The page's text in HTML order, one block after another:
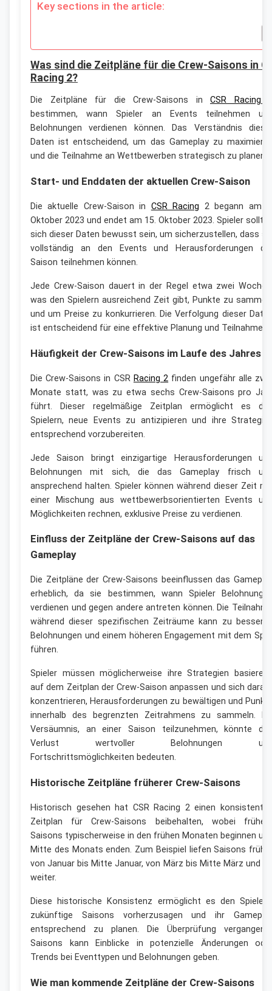
Key sections in the article:
Was sind die Zeitpläne für die Crew-Saisons in
Racing 2?
Die Zeitpläne für die Crew-Saisons in CSR Racing
bestimmen, wann Spieler an Events teilnehmen
Belohnungen verdienen können. Das Verständnis
Daten ist entscheidend, um das Gameplay zu
und die Teilnahme an Wettbewerben strategisch zu planen.
Start- und Enddaten der aktuellen Crew-Saison
Die aktuelle Crew-Saison in CSR Racing 2 begann am
Oktober 2023 und endet am 15. Oktober 2023. Spieler
sich dieser Daten bewusst sein, um sicherzustellen, dass
vollständig an den Events und Herausforderungen
Saison teilnehmen können.
Jede Crew-Saison dauert in der Regel etwa zwei
was den Spielern ausreichend Zeit gibt, Punkte zu
und um Preise zu konkurrieren. Die Verfolgung dieser
ist entscheidend für eine effektive Planung und Teilnahme.
Häufigkeit der Crew-Saisons im Laufe des Jahres
Die Crew-Saisons in CSR Racing 2 finden ungefähr alle
Monate statt, was zu etwa sechs Crew-Saisons pro
führt. Dieser regelmäßige Zeitplan ermöglicht es
Spielern, neue Events zu antizipieren und ihre
entsprechend vorzubereiten.
Jede Saison bringt einzigartige Herausforderungen
Belohnungen mit sich, die das Gameplay frisch
ansprechend halten. Spieler können während dieser Zeit
einer Mischung aus wettbewerbsorientierten Events
Möglichkeiten rechnen, exklusive Preise zu verdienen.
Einfluss der Zeitpläne der Crew-Saisons auf das
Gameplay
Die Zeitpläne der Crew-Saisons beeinflussen das
erheblich, da sie bestimmen, wann Spieler
verdienen und gegen andere antreten können. Die
während dieser spezifischen Zeiträume kann zu
Belohnungen und einem höheren Engagement mit dem
führen.
Spieler müssen möglicherweise ihre Strategien
auf dem Zeitplan der Crew-Saison anpassen und sich
konzentrieren, Herausforderungen zu bewältigen und
innerhalb des begrenzten Zeitrahmens zu sammeln.
Versäumnis, an einer Saison teilzunehmen, könnte
Verlust wertvoller Belohnungen
Fortschrittsmöglichkeiten bedeuten.
Historische Zeitpläne früherer Crew-Saisons
Historisch gesehen hat CSR Racing 2 einen
Zeitplan für Crew-Saisons beibehalten, wobei
Saisons typischerweise in den frühen Monaten beginnen
Mitte des Monats enden. Zum Beispiel liefen Saisons
von Januar bis Mitte Januar, von März bis Mitte März und
weiter.
Diese historische Konsistenz ermöglicht es den
zukünftige Saisons vorherzusagen und ihr
entsprechend zu planen. Die Überprüfung
Saisons kann Einblicke in potenzielle Änderungen
Trends bei Eventtypen und Belohnungen geben.
Wie man kommende Zeitpläne der Crew-Saisons